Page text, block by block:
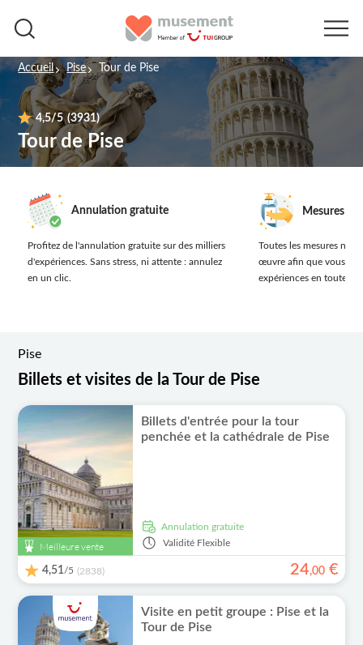
Accueil Pise Tour de Pise
4,5/5 (3931)
Tour de Pise
Annulation gratuite
Profitez de l'annulation gratuite sur des milliers
d'expériences. Sans stress, ni attente : annulez
en un clic.
Mesures
Toutes les mesures
œuvre afin que vous
expériences en toute
Pise
Billets et visites de la Tour de Pise
Meilleure vente
Billets d'entrée pour la tour
penchée et la cathédrale de Pise
Annulation gratuite
Validité Flexible
4,51/5 (2838) 24,00 €
Visite en petit groupe : Pise et la
Tour de Pise